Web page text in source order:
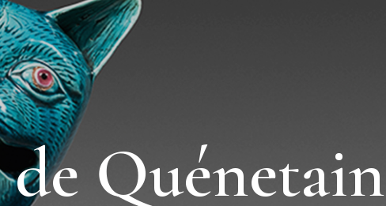
Quénetain